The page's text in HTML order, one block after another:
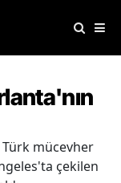
Türk mücevher
çekilen